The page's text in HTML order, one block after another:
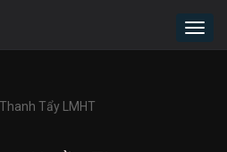
Thanh Tẩy LMHT